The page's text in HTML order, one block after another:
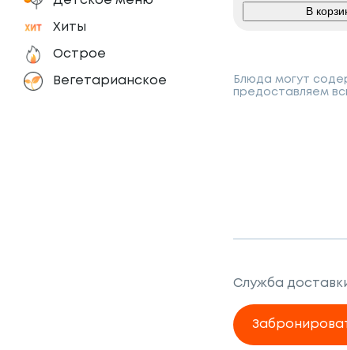
Хиты
Острое
Вегетарианское
В
Блюда могут
предоставляем
Служба